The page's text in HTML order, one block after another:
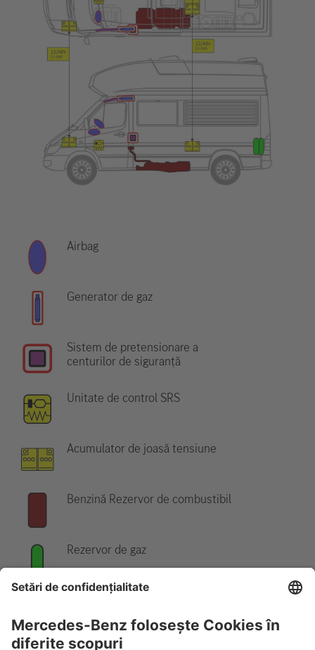
Airbag
Generator de gaz
Sistem de pretensionare a
centurilor de siguranță
Unitate de control SRS
Acumulator de joasă tensiune
Benzină Rezervor de combustibil
Rezervor de gaz